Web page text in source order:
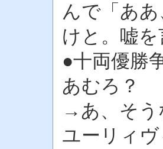
んで「あ
けと。嘘を
●十両優
あむろ
→あ、そう
ユーリィ